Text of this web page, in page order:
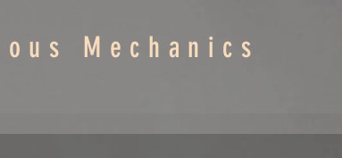
Mechanics